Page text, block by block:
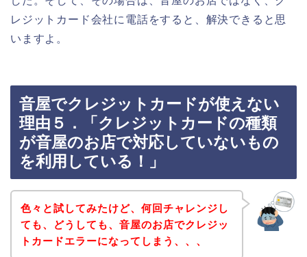
レジットカード会社に電話をすると、解決できると思
いますよ。
音屋でクレジットカードが使えない
理由５．「クレジットカードの種類
が音屋のお店で対応していないもの
を利用している！」
色々と試してみたけど、何回チャレンジし
ても、どうしても、音屋のお店でクレジッ
トカードエラーになってしまう、、、